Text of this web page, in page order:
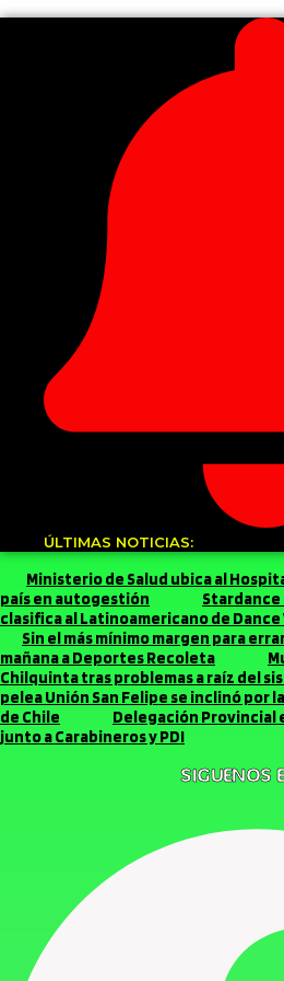
ÚLTIMAS NOTICIAS:
Ministerio de Salud ubica al
país en autogestión
Stardance
clasifica al Latinoamericano de
Sin el más mínimo margen para
mañana a Deportes Recoleta
Chilquinta tras problemas a raíz del
pelea Unión San Felipe se inclinó por
de Chile
Delegación Provincial
junto a Carabineros y PDI
SIGUENOS